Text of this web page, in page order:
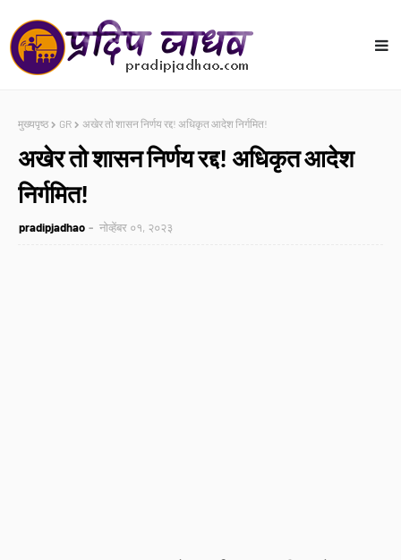
मुख्यपृष्ठ GR अखेर तो शासन निर्णय रद्द! अधिकृत आदेश निर्गमित!
अखेर तो शासन निर्णय रद्द! अधिकृत आदेश
निर्गमित!
pradipjadhao नोव्हेंबर ०१, २०२३